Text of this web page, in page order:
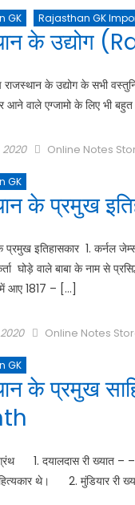
GK Rajasthan GK
के उद्योग
के उद्योग के सभी
वाले एग्जामो के लिए भी बहुत
2020 Online Notes
GK
के प्रमुख
प्रमुख इतिहासकार 1. कर्नल
घोड़े वाले बाबा के नाम से
आए 1817 – […]
Online Notes
GK
के प्रमुख
ग्रंथ 1. दयालदास री ख्यात
थे। 2. मुंडियार